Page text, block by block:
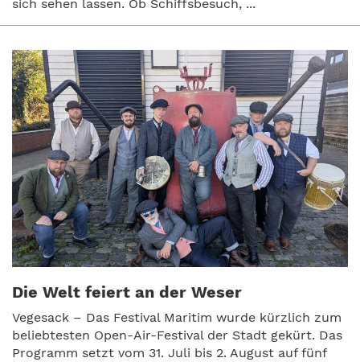
sich sehen lassen. Ob Schiffsbesuch, ...
Die Welt feiert an der Weser
Vegesack – Das Festival Maritim wurde kürzlich zum
beliebtesten Open-Air-Festival der Stadt gekürt. Das
Programm setzt vom 31. Juli bis 2. August auf fünf